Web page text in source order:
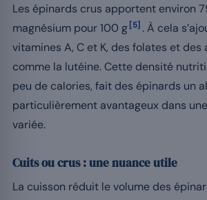
Les épinards crus apportent environ
magnésium pour 100 g[5] . À cela
vitamines A, C et K, des folates et des
comme la lutéine. Cette densité
peu de calories, fait des épinards un
particulièrement avantageux dans
variée.
Cuits ou crus : une nuance utile
La cuisson réduit le volume des